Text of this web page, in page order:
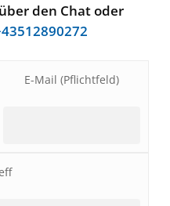
den Chat oder
E-Mail (Pflichtfeld)